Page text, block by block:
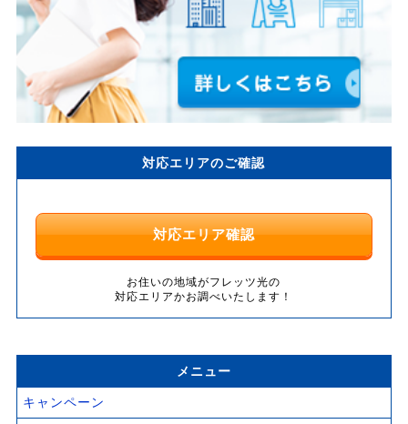
対応エリアのご確認
対応エリア確認
お住いの地域がフレッツ光の
対応エリアかお調べいたします！
メニュー
キャンペーン